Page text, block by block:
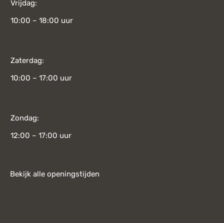
Vrijdag:
10:00 – 18:00 uur
Zaterdag:
10:00 – 17:00 uur
Zondag:
12:00 – 17:00 uur
Bekijk alle openingstijden